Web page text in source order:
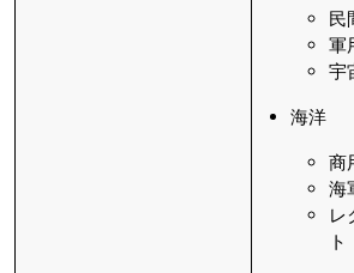
民
軍
宇
海洋
商
海
レ
ト